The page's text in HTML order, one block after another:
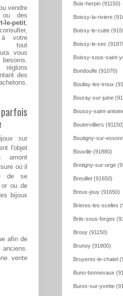
vendre
des
le-petit,
votre
tout
vous
des
sur
l'objet
amont
où il
de se
or ou de
bijoux
afin de
vente
Bois-herpin (91150)
Boissy-la-riviere
Boissy-le-cutte
Boissy-le-sec
Boissy-sous-saint-
Bondoufle (91070)
Boullay-les-troux
Bouray-sur-juine
Boussy-saint-
Boutervilliers (91150)
Boutigny-sur-
Bouville (91880)
Bretigny-sur-orge
Breuillet (91650)
Breux-jouy (91650)
Brieres-les-scelles
Briis-sous-forges
Brouy (91150)
Brunoy (91800)
Bruyeres-le-chatel
Buno-bonnevaux
Bures-sur-yvette